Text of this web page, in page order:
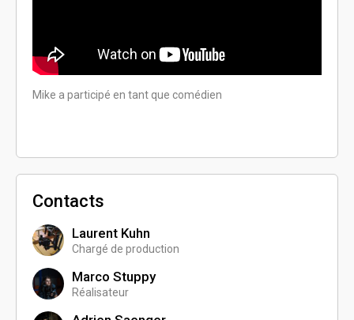
Mike a participé en tant que comédien
Contacts
Laurent Kuhn
Chargé de production
Marco Stuppy
Réalisateur